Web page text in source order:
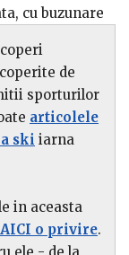
cu buzunare
de
sporturilor
articolele
ski iarna
in aceasta
o privire.